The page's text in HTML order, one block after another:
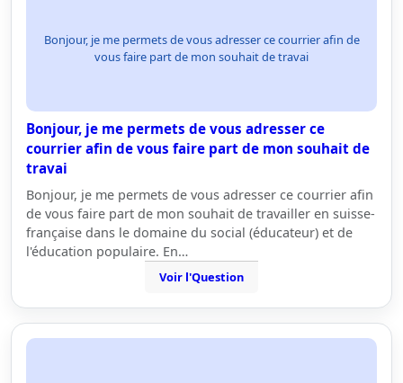
Bonjour, je me permets de vous adresser ce courrier afin de
vous faire part de mon souhait de travai
Bonjour, je me permets de vous adresser ce
courrier afin de vous faire part de mon souhait de
travai
Bonjour, je me permets de vous adresser ce courrier afin
de vous faire part de mon souhait de travailler en suisse-
française dans le domaine du social (éducateur) et de
l'éducation populaire. En…
Voir l'Question